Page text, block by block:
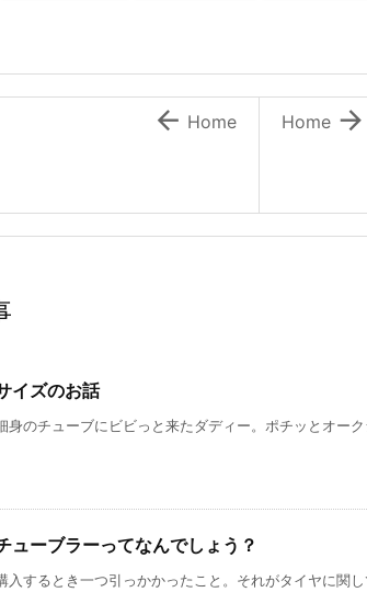

Home
 Home
イズのお話
身のチューブにビビっと来たダディー。ポチッとオー
ューブラーってなんでしょう？
入するとき一つ引っかかったこと。それがタイヤに関